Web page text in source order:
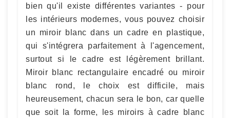
bien qu'il existe différentes variantes - pour
les intérieurs modernes, vous pouvez choisir
un miroir blanc dans un cadre en plastique,
qui s'intégrera parfaitement à l'agencement,
surtout si le cadre est légèrement brillant.
Miroir blanc rectangulaire encadré ou miroir
blanc rond, le choix est difficile, mais
heureusement, chacun sera le bon, car quelle
que soit la forme, les miroirs à cadre blanc